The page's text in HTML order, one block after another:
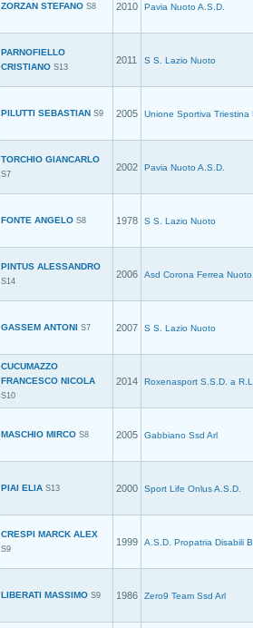
ZORZAN STEFANO S8 2010 Pavia Nuoto A.S.D.
PARNOFIELLO
CRISTIANO S13
2011 S S. Lazio Nuoto
PILUTTI SEBASTIAN S9 2005 Unione Sportiva Triestina
TORCHIO GIANCARLO
S7
2002 Pavia Nuoto A.S.D.
FONTE ANGELO S8 1978 S S. Lazio Nuoto
PINTUS ALESSANDRO
S14
2006 Asd Corona Ferrea Nuoto
GASSEM ANTONI S7 2007 S S. Lazio Nuoto
CUCUMAZZO
FRANCESCO NICOLA
S10
2014 Roxenasport S.S.D. a
MASCHIO MIRCO S8 2005 Gabbiano Ssd Arl
PIAI ELIA S13 2000 Sport Life Onlus A.S.D.
CRESPI MARCK ALEX
S9
1999 A.S.D. Propatria Disabili
LIBERATI MASSIMO S9 1986 Zero9 Team Ssd Arl